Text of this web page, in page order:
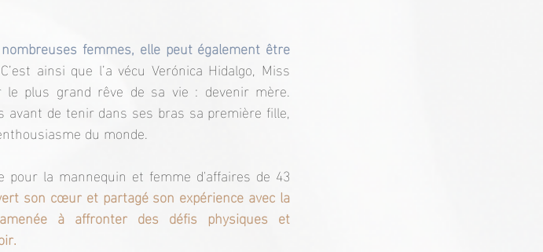
femmes, elle peut également être
C’est ainsi que l’a vécu Verónica Hidalgo, Miss
plus grand rêve de sa vie : devenir mère.
de tenir dans ses bras sa première fille,
du monde.
la mannequin et femme d'affaires de 43
son cœur et partagé son expérience avec la
à affronter des défis physiques et